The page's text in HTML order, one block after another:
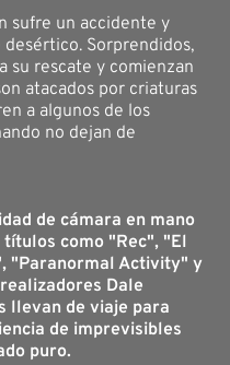
sufre un accidente y
Sorprendidos,
su rescate y comienzan
atacados por criaturas
a algunos de los
no dejan de
de cámara en mano
como "Rec", "El
"Paranormal Activity" y
Dale
llevan de viaje para
de imprevisibles
puro.